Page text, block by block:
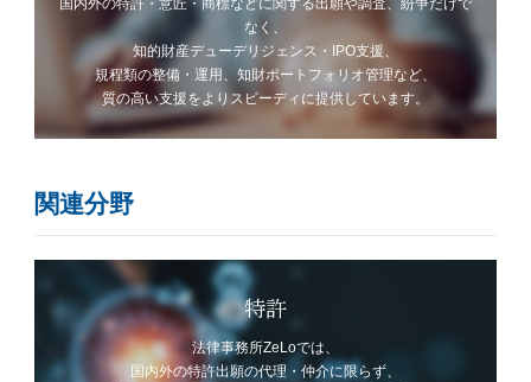
なく、
知的財産デューデリジェンス・IPO支援、
規程類の整備・運用、知財ポートフォリオ管理など、
質の高い支援をよりスピーディに提供しています。
関連分野
特許
法律事務所ZeLoでは、
国内外の特許出願の代理・仲介に限らず、